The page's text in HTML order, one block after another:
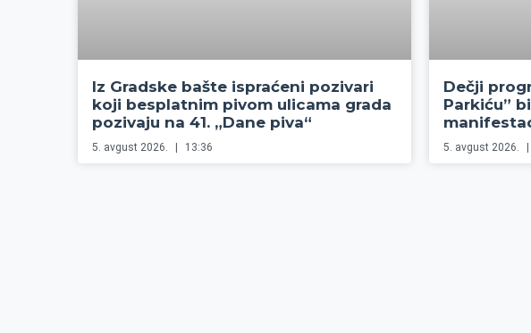
Iz Gradske bašte ispraćeni pozivari
koji besplatnim pivom ulicama grada
pozivaju na 41. „Dane piva“
5. avgust 2026. 13:36
Dečji
Parkiću”
5. avgust 2026.